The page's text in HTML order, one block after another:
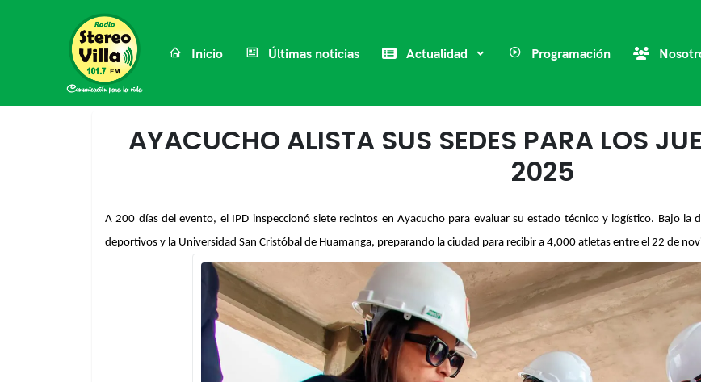
Inicio Últimas noticias Actualidad Programación
AYACUCHO ALISTA SUS SEDES PARA LOS
2025
A 200 días del evento, el IPD inspeccionó siete recintos en Ayacucho para evaluar su estado técnico y logístico. Bajo la
deportivos y la Universidad San Cristóbal de Huamanga, preparando la ciudad para recibir a 4,000 atletas entre el 22 de